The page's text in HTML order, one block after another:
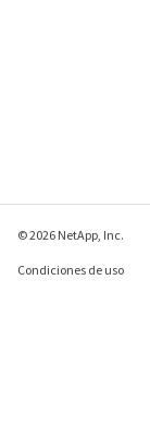
© 2026 NetApp, Inc.
Condiciones de uso